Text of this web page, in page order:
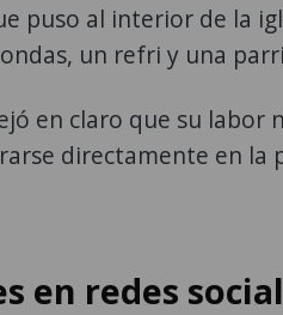
puso al interior de la
un refri y una
en claro que su labor
directamente en la
en redes